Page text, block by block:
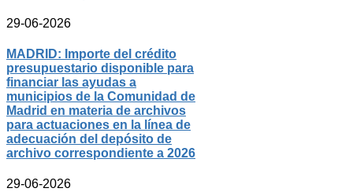
29-06-2026
MADRID: Importe del crédito
presupuestario disponible para
financiar las ayudas a
municipios de la Comunidad de
Madrid en materia de archivos
para actuaciones en la línea de
adecuación del depósito de
archivo correspondiente a 2026
29-06-2026